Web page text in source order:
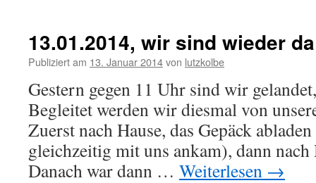
13.01.2014, wir sind wieder
Publiziert am 13. Januar 2014von lutzkolbe
Gestern gegen 11 Uhr sind wir
Begleitet werden wir diesmal von
Zuerst nach Hause, das Gepäck
gleichzeitig mit uns ankam), dann
Danach war dann … Weiterlesen →